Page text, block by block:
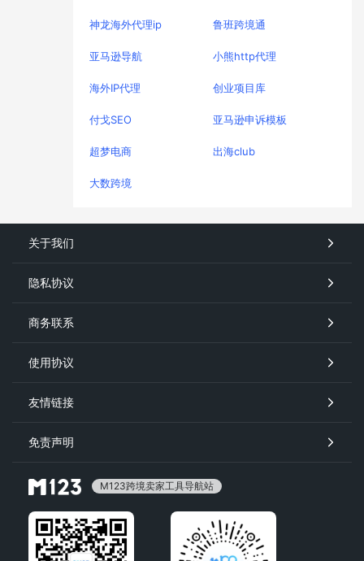
神龙海外代理ip 鲁班跨境通
亚马逊导航 小熊http代理
海外IP代理 创业项目库
付戈SEO 亚马逊申诉模板
超梦电商 出海club
大数跨境
关于我们
隐私协议
商务联系
使用协议
友情链接
免责声明
M123跨境卖家工具导航站